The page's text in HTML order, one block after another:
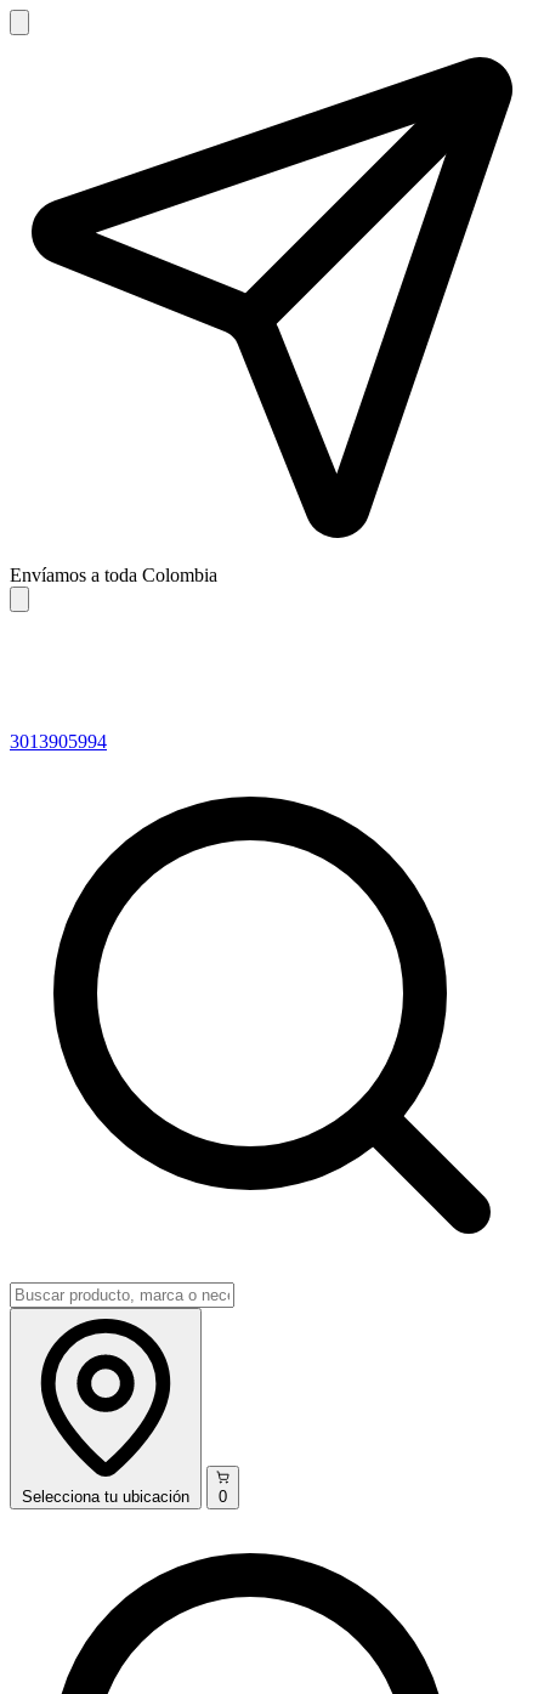
Envíamos a toda Colombia
3013905994
Selecciona tu ubicación 0